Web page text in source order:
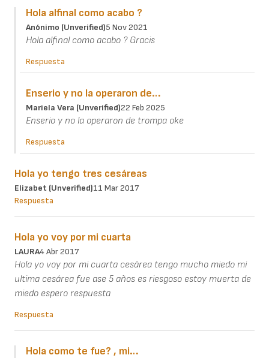
Hola alfinal como acabo ?
Anónimo (unverified)5 Nov 2021
Hola alfinal como acabo ? Gracis
Respuesta
Enserio y no la operaron de…
Mariela Vera (unverified)22 Feb 2025
Enserio y no la operaron de trompa oke
Respuesta
Hola yo tengo tres cesáreas
Elizabet (unverified)11 Mar 2017
Respuesta
Hola yo voy por mi cuarta
LAURA4 Abr 2017
Hola yo voy por mi cuarta cesárea tengo mucho miedo mi
ultima cesárea fue ase 5 años es riesgoso estoy muerta de
miedo espero respuesta
Respuesta
Hola como te fue? , mi…